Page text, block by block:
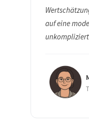
auf eine